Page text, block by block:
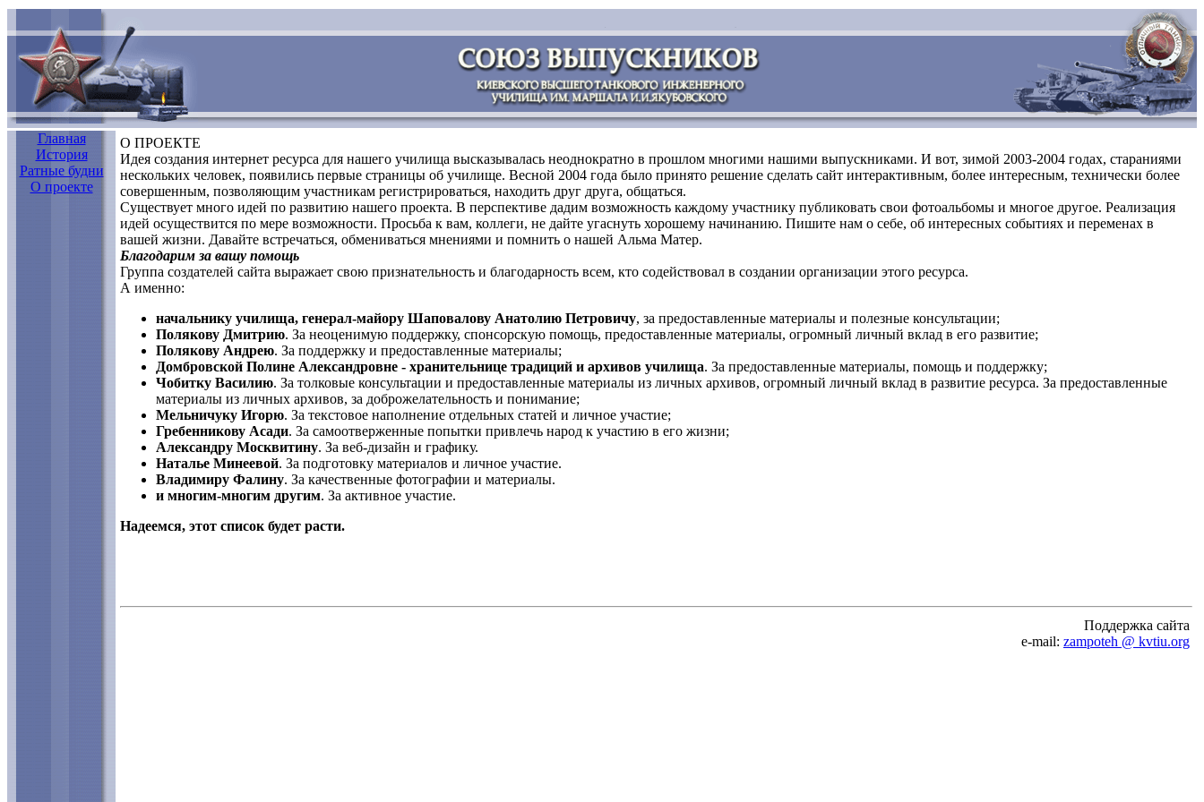
Главная
История
Ратные будни
О проекте
О ПРОЕКТЕ
Идея создания интернет ресурса для нашего училища высказывалась неоднократно в прошлом многими нашими выпускниками. И вот, зимой 2003-2004 годах, стараниями
нескольких человек, появились первые страницы об училище. Весной 2004 года было принято решение сделать сайт интерактивным, более интересным, технически более
совершенным, позволяющим участникам регистрироваться, находить друг друга, общаться.
Существует много идей по развитию нашего проекта. В перспективе дадим возможность каждому участнику публиковать свои фотоальбомы и многое другое. Реализация
идей осуществится по мере возможности. Просьба к вам, коллеги, не дайте угаснуть хорошему начинанию. Пишите нам о себе, об интересных событиях и переменах в
вашей жизни. Давайте встречаться, обмениваться мнениями и помнить о нашей Альма Матер.
Благодарим за вашу помощь
Группа создателей сайта выражает свою признательность и благодарность всем, кто содействовал в создании организации этого ресурса.
А именно:
начальнику училища, генерал-майору Шаповалову Анатолию Петровичу, за предоставленные материалы и полезные консультации;
Полякову Дмитрию. За неоценимую поддержку, спонсорскую помощь, предоставленные материалы, огромный личный вклад в его развитие;
Полякову Андрею. За поддержку и предоставленные материалы;
Домбровской Полине Александровне - хранительнице традиций и архивов училища. За предоставленные материалы, помощь и поддержку;
Чобитку Василию. За толковые консультации и предоставленные материалы из личных архивов, огромный личный вклад в развитие ресурса. За предоставленные
материалы из личных архивов, за доброжелательность и понимание;
Мельничуку Игорю. За текстовое наполнение отдельных статей и личное участие;
Гребенникову Асади. За самоотверженные попытки привлечь народ к участию в его жизни;
Александру Москвитину. За веб-дизайн и графику.
Наталье Минеевой. За подготовку материалов и личное участие.
Владимиру Фалину. За качественные фотографии и материалы.
и многим-многим другим. За активное участие.
Надеемся, этот список будет расти.
Поддержка сайта
e-mail: zampoteh @ kvtiu.org